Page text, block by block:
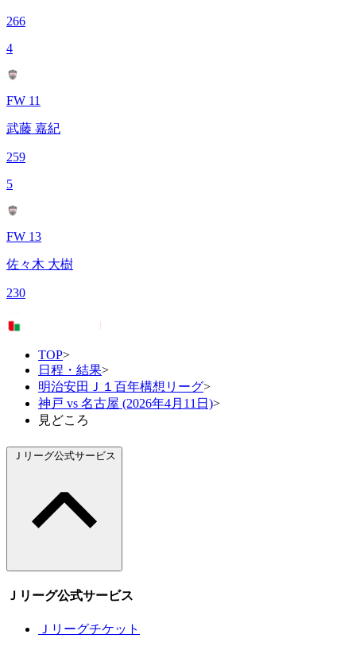
266
4
FW 11
武藤 嘉紀
259
5
FW 13
佐々木 大樹
230
TOP>
日程・結果>
明治安田Ｊ１百年構想リーグ>
神戸 vs 名古屋 (2026年4月11日)>
見どころ
Ｊリーグ公式サービス
Ｊリーグ公式サービス
Ｊリーグチケット